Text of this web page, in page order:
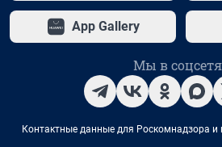
App Gallery
Мы в
Контактные данные для Роскомнадзора и